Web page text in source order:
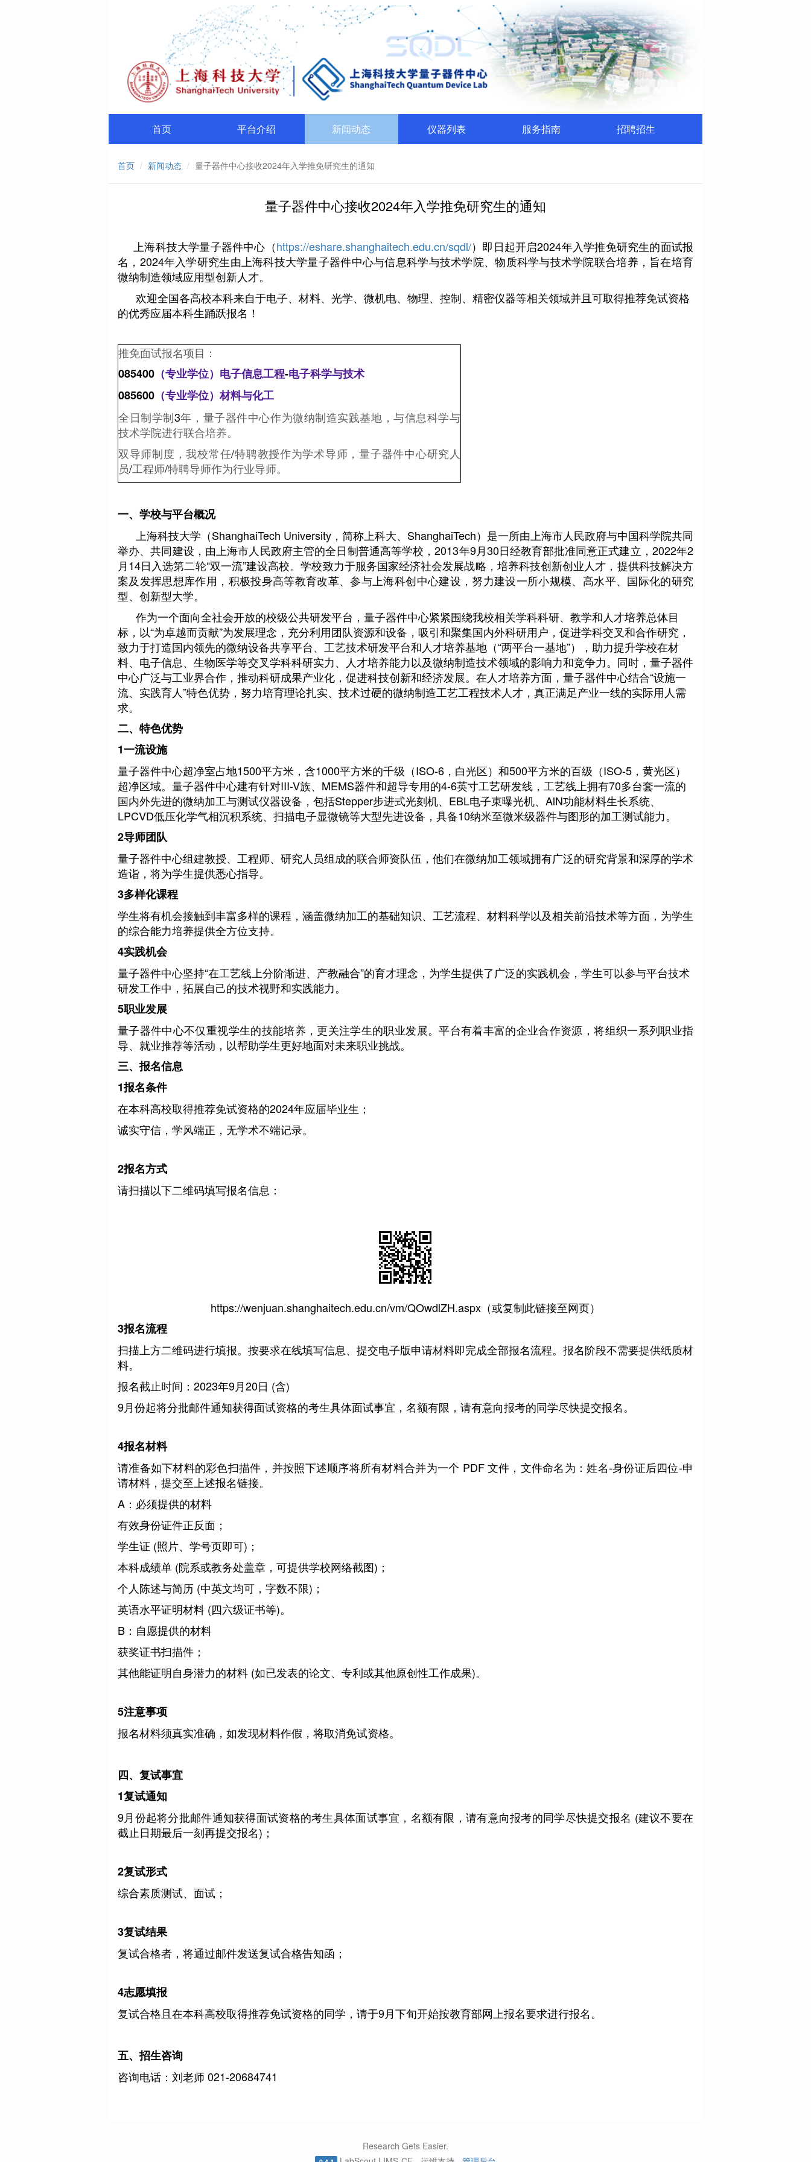
首页 平台介绍 新闻动态 仪器列表 服务指南 招聘招生
首页 新闻动态 量子器件中心接收2024年入学推免研究生的通知
量子器件中心接收2024年入学推免研究生的通知
上海科技大学量子器件中心（https://eshare.shanghaitech.edu.cn/sqdl/）即日起开启2024年入学推免研究生的面试报
名，2024年入学研究生由上海科技大学量子器件中心与信息科学与技术学院、物质科学与技术学院联合培养，旨在培育
微纳制造领域应用型创新人才。
欢迎全国各高校本科来自于电子、材料、光学、微机电、物理、控制、精密仪器等相关领域并且可取得推荐免试资格
的优秀应届本科生踊跃报名！
推免面试报名项目：
085400 （专业学位）电子信息工程-电子科学与技术
085600 （专业学位）材料与化工
全日制学制3年，量子器件中心作为微纳制造实践基地，与信息科学与
技术学院进行联合培养。
双导师制度，我校常任/特聘教授作为学术导师，量子器件中心研究人
员/工程师/特聘导师作为行业导师。
一、学校与平台概况
上海科技大学（ShanghaiTech University，简称上科大、ShanghaiTech）是一所由上海市人民政府与中国科学院共同
举办、共同建设，由上海市人民政府主管的全日制普通高等学校，2013年9月30日经教育部批准同意正式建立，2022年2
月14日入选第二轮“双一流”建设高校。学校致力于服务国家经济社会发展战略，培养科技创新创业人才，提供科技解决方
案及发挥思想库作用，积极投身高等教育改革、参与上海科创中心建设，努力建设一所小规模、高水平、国际化的研究
型、创新型大学。
作为一个面向全社会开放的校级公共研发平台，量子器件中心紧紧围绕我校相关学科科研、教学和人才培养总体目
标，以“为卓越而贡献”为发展理念，充分利用团队资源和设备，吸引和聚集国内外科研用户，促进学科交叉和合作研究，
致力于打造国内领先的微纳设备共享平台、工艺技术研发平台和人才培养基地（“两平台一基地”），助力提升学校在材
料、电子信息、生物医学等交叉学科科研实力、人才培养能力以及微纳制造技术领域的影响力和竞争力。同时，量子器件
中心广泛与工业界合作，推动科研成果产业化，促进科技创新和经济发展。在人才培养方面，量子器件中心结合“设施一
流、实践育人”特色优势，努力培育理论扎实、技术过硬的微纳制造工艺工程技术人才，真正满足产业一线的实际用人需
求。
二、特色优势
1一流设施
量子器件中心超净室占地1500平方米，含1000平方米的千级（ISO-6，白光区）和500平方米的百级（ISO-5，黄光区）
超净区域。量子器件中心建有针对III-V族、MEMS器件和超导专用的4-6英寸工艺研发线，工艺线上拥有70多台套一流的
国内外先进的微纳加工与测试仪器设备，包括Stepper步进式光刻机、EBL电子束曝光机、AlN功能材料生长系统、
LPCVD低压化学气相沉积系统、扫描电子显微镜等大型先进设备，具备10纳米至微米级器件与图形的加工测试能力。
2导师团队
量子器件中心组建教授、工程师、研究人员组成的联合师资队伍，他们在微纳加工领域拥有广泛的研究背景和深厚的学术
造诣，将为学生提供悉心指导。
3多样化课程
学生将有机会接触到丰富多样的课程，涵盖微纳加工的基础知识、工艺流程、材料科学以及相关前沿技术等方面，为学生
的综合能力培养提供全方位支持。
4实践机会
量子器件中心坚持“在工艺线上分阶渐进、产教融合”的育才理念，为学生提供了广泛的实践机会，学生可以参与平台技术
研发工作中，拓展自己的技术视野和实践能力。
5职业发展
量子器件中心不仅重视学生的技能培养，更关注学生的职业发展。平台有着丰富的企业合作资源，将组织一系列职业指
导、就业推荐等活动，以帮助学生更好地面对未来职业挑战。
三、报名信息
1报名条件
在本科高校取得推荐免试资格的2024年应届毕业生；
诚实守信，学风端正，无学术不端记录。
2报名方式
请扫描以下二维码填写报名信息：
https://wenjuan.shanghaitech.edu.cn/vm/QOwdlZH.aspx （或复制此链接至网页）
3报名流程
扫描上方二维码进行填报。按要求在线填写信息、提交电子版申请材料即完成全部报名流程。报名阶段不需要提供纸质材
料。
报名截止时间：2023年9月20日 (含)
9月份起将分批邮件通知获得面试资格的考生具体面试事宜，名额有限，请有意向报考的同学尽快提交报名。
4报名材料
请准备如下材料的彩色扫描件，并按照下述顺序将所有材料合并为一个 PDF 文件，文件命名为：姓名-身份证后四位-申
请材料，提交至上述报名链接。
A：必须提供的材料
有效身份证件正反面；
学生证 (照片、学号页即可)；
本科成绩单 (院系或教务处盖章，可提供学校网络截图)；
个人陈述与简历 (中英文均可，字数不限)；
英语水平证明材料 (四六级证书等)。
B：自愿提供的材料
获奖证书扫描件；
其他能证明自身潜力的材料 (如已发表的论文、专利或其他原创性工作成果)。
5注意事项
报名材料须真实准确，如发现材料作假，将取消免试资格。
四、复试事宜
1复试通知
9月份起将分批邮件通知获得面试资格的考生具体面试事宜，名额有限，请有意向报考的同学尽快提交报名 (建议不要在
截止日期最后一刻再提交报名)；
2复试形式
综合素质测试、面试；
3复试结果
复试合格者，将通过邮件发送复试合格告知函；
4志愿填报
复试合格且在本科高校取得推荐免试资格的同学，请于9月下旬开始按教育部网上报名要求进行报名。
五、招生咨询
咨询电话：刘老师 021-20684741
Research Gets Easier.